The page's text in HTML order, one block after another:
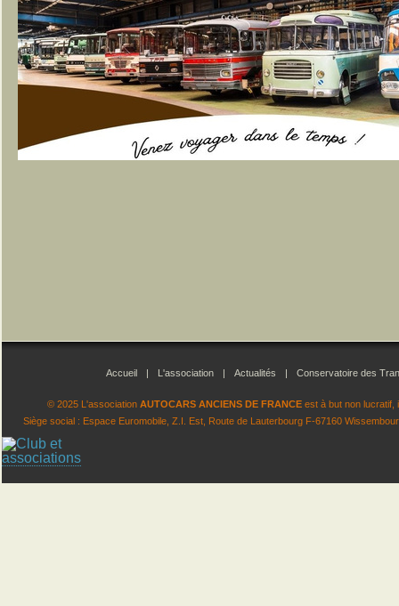
Accueil | L'association | Actualités | Conservatoire des
© 2025 L'association AUTOCARS ANCIENS DE FRANCE est à but non lucratif,
Siège social : Espace Euromobile, Z.I. Est, Route de Lauterbourg F-67160